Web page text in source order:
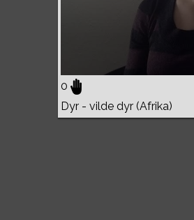
0
Dyr - vilde dyr (Afrika)